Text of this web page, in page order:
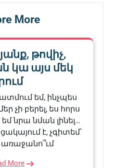
More
թովիչ,
կա այս մեկ
եմ, ինչպես
չի բերել, ես հորս
նրա նման լինել…
է, չգիտեմ՝
More